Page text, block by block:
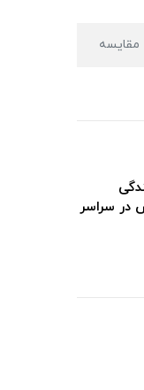
مقایسه
نمایندگی
در سراسر